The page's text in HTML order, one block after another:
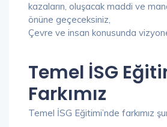
kazaların, oluşacak maddi ve
önüne geçeceksiniz,
Çevre ve insan konusunda
Temel İSG
Farkımız
Temel İSG Eğitimi’nde farkımız